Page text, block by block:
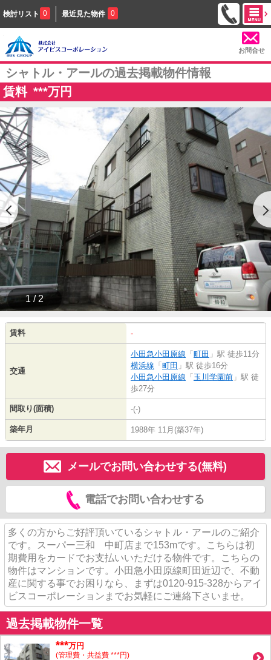
検討リスト 0 最近見た物件 0
お問合せ
シャトル・アールの過去掲載物件情報
賃料 ***万円
1 / 2
賃料 -
交通
小田急小田原線 「町田 」駅 徒歩11分
横浜線 「町田 」駅 徒歩16分
小田急小田原線 「玉川学園前 」駅 徒
歩27分
間取り(面積) -(-)
築年月 1988年 11月(築37年)
メールでお問い合わせする(無料)
電話でお問い合わせする
多くの方からご好評頂いているシャトル・アールのご紹介
です。スーパー三和 中町店まで153mです。こちらは初
期費用をカードでお支払いいただける物件です。こちらの
物件はマンションです。小田急小田原線町田近辺で、不動
産に関する事でお困りなら、まずは0120-915-328からアイ
ビスコーポレーションまでお気軽にご連絡下さいませ。
過去掲載物件一覧
***万円
(管理費・共益費 ***円)